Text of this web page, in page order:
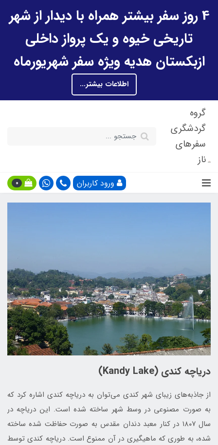
4 روز سفر بیشتر همراه با دیدار از شهر
تاریخی خیوه و یک پرواز داخلی
ازبکستان هدیه ویژه سفر شهریورماه
اطلاعات بیشتر...
گروه
گردشگری
سفرهای
ناز
ورود کاربران 0
دریاچه کندی (Kandy Lake)
از جاذبه‌های زیبای شهر کندی می‌توان به دریاچه کندی اشاره کرد که
به صورت مصنوعی در وسط شهر ساخته شده ‏است. این دریاچه در
سال ۱۸۰۷ در کنار معبد دندان مقدس به صورت حفاظت شده ساخته
شده، به طوری که ‏ماهیگیری در آن ممنوع است. دریاچه کندی توسط